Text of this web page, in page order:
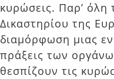
κυρώσεις. Παρ’ όλη
Δικαστηρίου της
διαμόρφωση μιας
πράξεις των
θεσπίζουν τις